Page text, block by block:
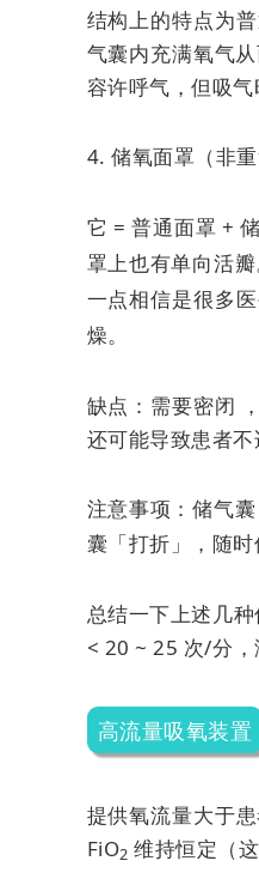
结构上的特点为
气囊内充满氧气
容许呼气，但吸
4. 储氧面罩（非重
它 = 普通面罩 +
罩上也有单向活
一点相信是很多
燥。
缺点：需要密闭
还可能导致患者
注意事项：储气
囊「打折」，随
总结一下上述几
< 20 ~ 25 次/分
高流量吸氧装置
提供氧流量大于
FiO2 维持恒定（